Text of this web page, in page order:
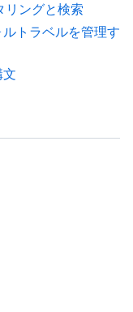
リングと検索
トラベルを管理す